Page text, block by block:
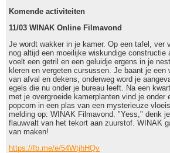
Komende activiteiten
11/03 WINAK Online Filmavond
Je wordt wakker in je kamer. Op een tafel, ver
nog altijd een moeilijke wiskundige constructie
voelt een getril en een geluidje ergens in je
kleren en vergeten cursussen. Je baant je een
van afval en dekens, onderweg word je
egels die nu onder je bureau leeft. Na een
met je overgroeide kamerplanten vind je onder
popcorn in een plas van een mysterieuze
melding op: WINAK Filmavond. "Yess," denk
flauwvalt van het tekort aan zuurstof. WINAK
van maken!
https://fb.me/e/54WtjhHQv